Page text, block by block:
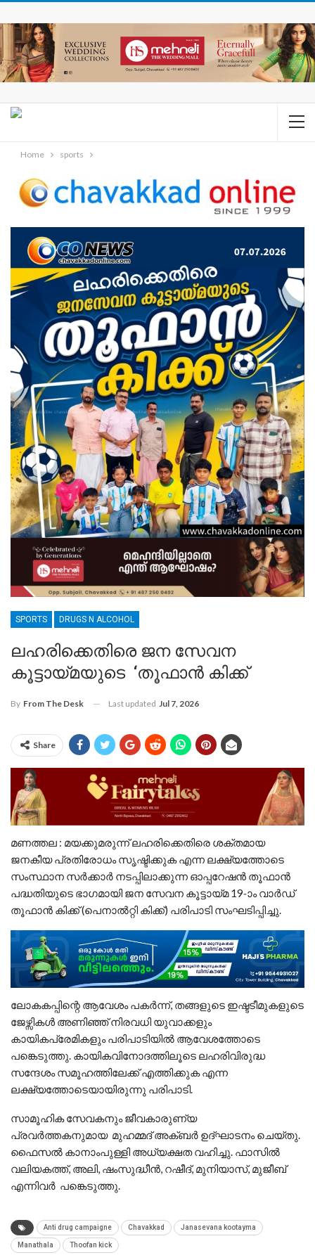
Home sports
SPORTS DRUGS N ALCOHOL
ലഹരിക്കെതിരെ ജന സേവന
കൂട്ടായ്മയുടെ ‘തൂഫാൻ കിക്ക്
By From The Desk Last updated Jul 7, 2026
Share
മണത്തല : മയക്കുമരുന്ന് ലഹരിക്കെതിരെ ശക്തമായ
ജനകീയ പ്രതിരോധം സൃഷ്ടിക്കുക എന്ന ലക്ഷ്യത്തോടെ
സംസ്ഥാന സർക്കാർ നടപ്പിലാക്കുന്ന ഓപ്പറേഷൻ തൂഫാൻ
പദ്ധതിയുടെ ഭാഗമായി ജന സേവന കൂട്ടായ്മ 19-ാം വാർഡ്
തൂഫാൻ കിക്ക് (പെനാൽറ്റി കിക്ക്) പരിപാടി സംഘടിപ്പിച്ചു.
ലോകകപ്പിന്റെ ആവേശം പകർന്ന്, തങ്ങളുടെ ഇഷ്ടടീമുകളുടെ
ജേഴ്സികൾ അണിഞ്ഞ് നിരവധി യുവാക്കളും
കായികപ്രേമികളും പരിപാടിയിൽ ആവേശത്തോടെ
പങ്കെടുത്തു. കായികവിനോദത്തിലൂടെ ലഹരിവിരുദ്ധ
സന്ദേശം സമൂഹത്തിലേക്ക് എത്തിക്കുക എന്ന
ലക്ഷ്യത്തോടെയായിരുന്നു പരിപാടി.
സാമൂഹിക സേവകനും ജീവകാരുണ്യ
പ്രവർത്തകനുമായ മുഹമ്മദ് അക്ബർ ഉദ്ഘാടനം ചെയ്തു.
ഫൈസൽ കാനാംപുള്ളി അധ്യക്ഷത വഹിച്ചു. ഫാസിൽ
വലിയകത്ത്, അലി, ഷംസുദ്ധീൻ, റഷീദ്, മുനിയാസ്, മുജീബ്
എന്നിവർ പങ്കെടുത്തു.
Anti drug campaigne Chavakkad Janasevana kootayma
Manathala Thoofan kick